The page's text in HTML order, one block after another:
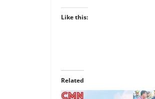
Like this:
Related